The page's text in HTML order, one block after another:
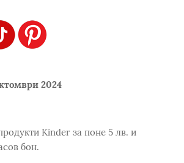
2024
Kinder за поне 5 лв. и
бон.